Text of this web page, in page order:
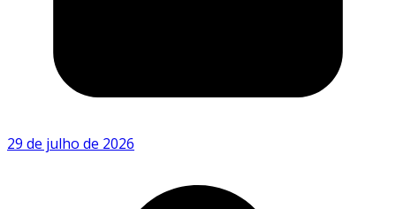
29 de julho de 2026